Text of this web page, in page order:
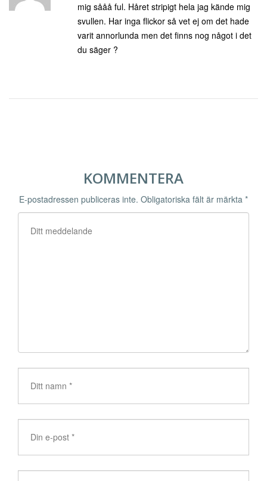
mig sååå ful. Håret stripigt hela jag kände mig
svullen. Har inga flickor så vet ej om det hade
varit annorlunda men det finns nog något i det
du säger ?
KOMMENTERA
E-postadressen publiceras inte. Obligatoriska fält är märkta *